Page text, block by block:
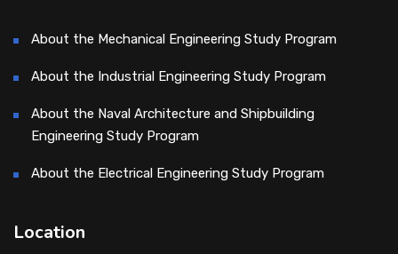
About the Mechanical Engineering Study Program
About the Industrial Engineering Study Program
About the Naval Architecture and Shipbuilding
Engineering Study Program
About the Electrical Engineering Study Program
Location